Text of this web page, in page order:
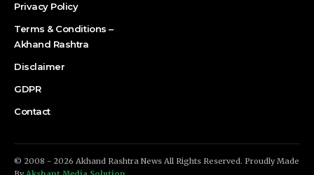
Privacy Policy
Terms & Conditions –
Akhand Rashtra
Disclaimer
GDPR
Contact
© 2008 - 2026 Akhand Rashtra News All Rights Reserved. Proudly Made